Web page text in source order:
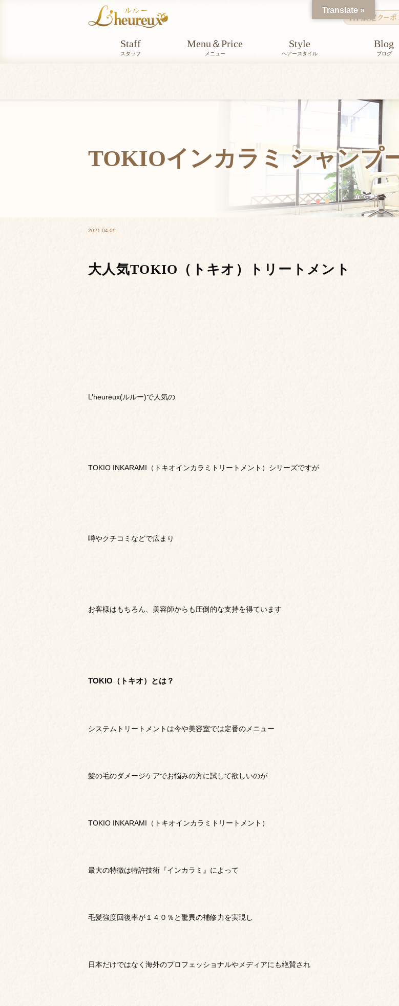
Staff
スタッフ
Menu＆Price
メニュー
Style
ヘアースタイル
Blog
ブログ
TOKIOインカラミ シャンプ
2021.04.09
大人気TOKIO（トキオ）トリートメント
L’heureux(ルルー)で人気の
TOKIO INKARAMI（トキオインカラミトリートメント）シリーズですが
噂やクチコミなどで広まり
お客様はもちろん、美容師からも圧倒的な支持を得ています
TOKIO（トキオ）とは？
システムトリートメントは今や美容室では定番のメニュー
髪の毛のダメージケアでお悩みの方に試して欲しいのが
TOKIO INKARAMI（トキオインカラミトリートメント）
最大の特徴は特許技術『インカラミ』によって
毛髪強度回復率が１４０％と驚異の補修力を実現し
日本だけではなく海外のプロフェッショナルやメディアにも絶賛され
Translate »